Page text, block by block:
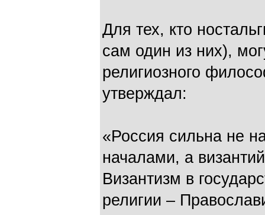
Для тех, кто
сам один из них),
религиозного
утверждал:
«Россия сильна не
началами, а
Византизм в
религии –